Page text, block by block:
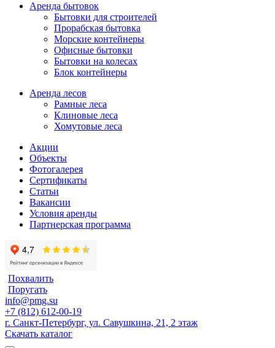
Аренда бытовок
Бытовки для строителей
Прорабская бытовка
Морские контейнеры
Офисные бытовки
Бытовки на колесах
Блок контейнеры
Аренда лесов
Рамные леса
Клиновые леса
Хомутовые леса
Акции
Объекты
Фотогалерея
Сертификаты
Статьи
Вакансии
Условия аренды
Партнерская программа
Похвалить
Поругать
info@pmg.su
+7 (812) 612-00-19
г. Санкт-Петербург, ул. Савушкина, 21, 2 этаж
Скачать каталог